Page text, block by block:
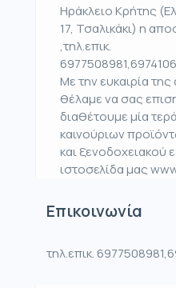
Ηράκλειο Κρήτης
17, Τσαλικάκι) η
,τηλ.επικ.
Με την ευκαιρία
θέλαμε να σας
διαθέτουμε μία
καινούριων
και ξενοδοχειακού
ιστοσελίδα μας
Επικοινωνία
τηλ.επικ.